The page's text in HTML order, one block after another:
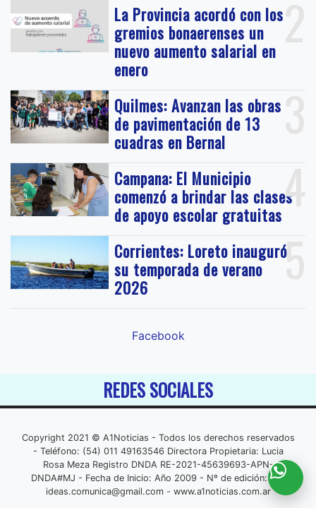
2
La Provincia acordó con los
gremios bonaerenses un
nuevo aumento salarial en
enero
3
Quilmes: Avanzan las obras
de pavimentación de 13
cuadras en Bernal
4
Campana: El Municipio
comenzó a brindar las clases
de apoyo escolar gratuitas
5
Corrientes: Loreto inauguró
su temporada de verano
2026
Facebook
REDES SOCIALES
Copyright 2021 © A1Noticias - Todos los derechos reservados
- Teléfono: (54) 011 49163546 Directora Propietaria: Lucia
Rosa Meza Registro DNDA RE-2021-45639693-APN-
DNDA#MJ - Fecha de Inicio: Año 2009 - Nº de edición: 001
ideas.comunica@gmail.com- www.a1noticias.com.ar